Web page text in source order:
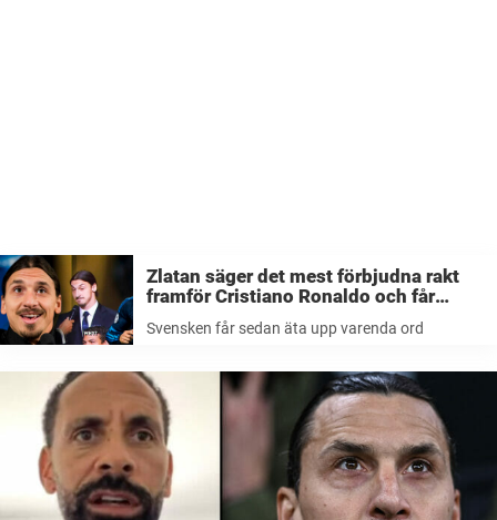
Zlatan säger det mest förbjudna rakt
framför Cristiano Ronaldo och får
sedan äta upp varenda ord
Svensken får sedan äta upp varenda ord